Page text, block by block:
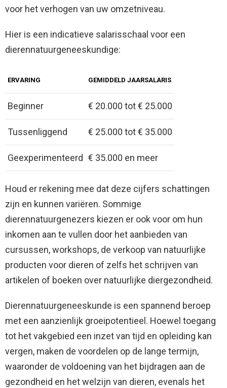
voor het verhogen van uw omzetniveau.
Hier is een indicatieve salarisschaal voor een
dierennatuurgeneeskundige:
ERVARING GEMIDDELD JAARSALARIS
Beginner € 20.000 tot € 25.000
Tussenliggend € 25.000 tot € 35.000
Geexperimenteerd € 35.000 en meer
Houd er rekening mee dat deze cijfers schattingen
zijn en kunnen variëren. Sommige
dierennatuurgenezers kiezen er ook voor om hun
inkomen aan te vullen door het aanbieden van
cursussen, workshops, de verkoop van natuurlijke
producten voor dieren of zelfs het schrijven van
artikelen of boeken over natuurlijke diergezondheid.
Dierennatuurgeneeskunde is een spannend beroep
met een aanzienlijk groeipotentieel. Hoewel toegang
tot het vakgebied een inzet van tijd en opleiding kan
vergen, maken de voordelen op de lange termijn,
waaronder de voldoening van het bijdragen aan de
gezondheid en het welzijn van dieren, evenals het